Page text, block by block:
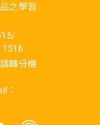
之學習
1516
轉分機
：